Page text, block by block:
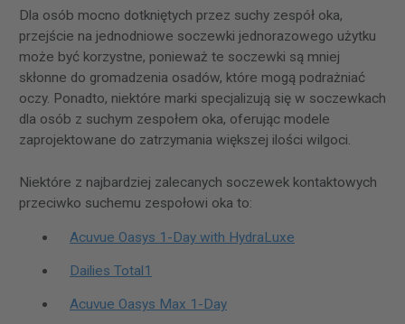
Dla osób mocno dotkniętych przez suchy zespół oka,
przejście na jednodniowe soczewki jednorazowego użytku
może być korzystne, ponieważ te soczewki są mniej
skłonne do gromadzenia osadów, które mogą podrażniać
oczy. Ponadto, niektóre marki specjalizują się w soczewkach
dla osób z suchym zespołem oka, oferując modele
zaprojektowane do zatrzymania większej ilości wilgoci.
Niektóre z najbardziej zalecanych soczewek kontaktowych
przeciwko suchemu zespołowi oka to:
Acuvue Oasys 1-Day with HydraLuxe
Dailies Total1
Acuvue Oasys Max 1-Day